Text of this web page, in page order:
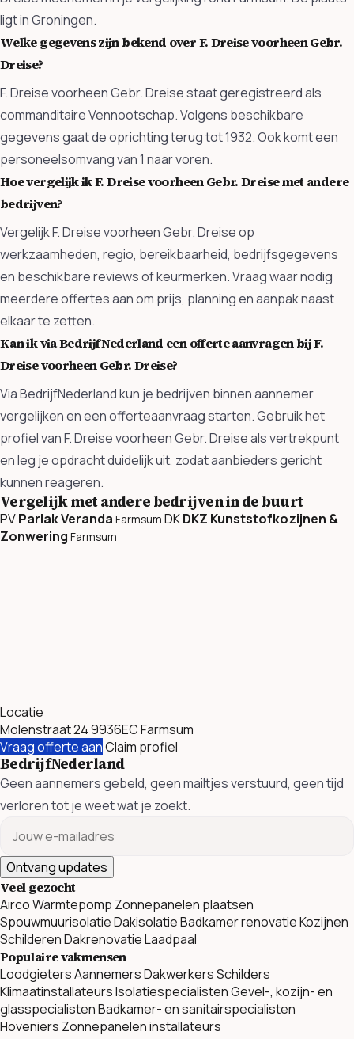
ligt in Groningen.
Welke gegevens zijn bekend over F. Dreise voorheen Gebr.
Dreise?
F. Dreise voorheen Gebr. Dreise staat geregistreerd als
commanditaire Vennootschap. Volgens beschikbare
gegevens gaat de oprichting terug tot 1932. Ook komt een
personeelsomvang van 1 naar voren.
Hoe vergelijk ik F. Dreise voorheen Gebr. Dreise met andere
bedrijven?
Vergelijk F. Dreise voorheen Gebr. Dreise op
werkzaamheden, regio, bereikbaarheid, bedrijfsgegevens
en beschikbare reviews of keurmerken. Vraag waar nodig
meerdere offertes aan om prijs, planning en aanpak naast
elkaar te zetten.
Kan ik via BedrijfNederland een offerte aanvragen bij F.
Dreise voorheen Gebr. Dreise?
Via BedrijfNederland kun je bedrijven binnen aannemer
vergelijken en een offerteaanvraag starten. Gebruik het
profiel van F. Dreise voorheen Gebr. Dreise als vertrekpunt
en leg je opdracht duidelijk uit, zodat aanbieders gericht
kunnen reageren.
Vergelijk met andere bedrijven in de buurt
PVParlak Veranda Farmsum DKDKZ Kunststofkozijnen &
Zonwering Farmsum
Locatie
Molenstraat 24 9936EC Farmsum
Vraag offerte aanClaim profiel
BedrijfNederland
Geen aannemers gebeld, geen mailtjes verstuurd, geen tijd
verloren tot je weet wat je zoekt.
Ontvang updates
Veel gezocht
AircoWarmtepomp Zonnepanelen plaatsen
SpouwmuurisolatieDakisolatieBadkamer renovatieKozijnen
SchilderenDakrenovatieLaadpaal
Populaire vakmensen
LoodgietersAannemersDakwerkersSchilders
KlimaatinstallateursIsolatiespecialistenGevel-, kozijn- en
glasspecialistenBadkamer- en sanitairspecialisten
Hoveniers Zonnepanelen installateurs